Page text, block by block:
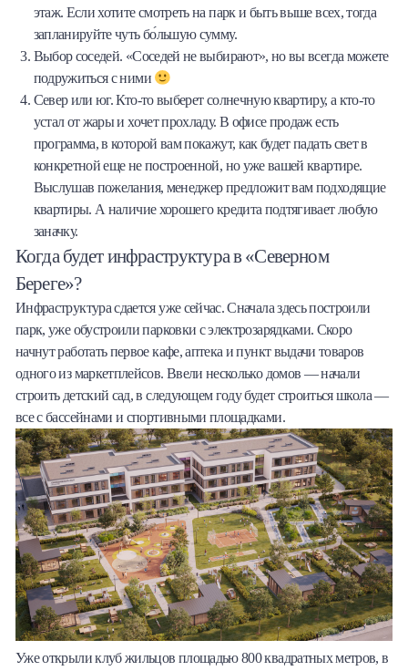
этаж. Если хотите смотреть на парк и быть выше всех, тогда
запланируйте чуть бо́льшую сумму.
Выбор соседей. «Соседей не выбирают», но вы всегда можете
подружиться с ними
Север или юг. Кто-то выберет солнечную квартиру, а кто-то
устал от жары и хочет прохладу. В офисе продаж есть
программа, в которой вам покажут, как будет падать свет в
конкретной еще не построенной, но уже вашей квартире.
Выслушав пожелания, менеджер предложит вам подходящие
квартиры. А наличие хорошего кредита подтягивает любую
заначку.
Когда будет инфраструктура в «Северном
Береге»?
Инфраструктура сдается уже сейчас. Сначала здесь построили
парк, уже обустроили парковки с электрозарядками. Скоро
начнут работать первое кафе, аптека и пункт выдачи товаров
одного из маркетплейсов. Ввели несколько домов — начали
строить детский сад, в следующем году будет строиться школа —
все с бассейнами и спортивными площадками.
Уже открыли клуб жильцов площадью 800 квадратных метров, в